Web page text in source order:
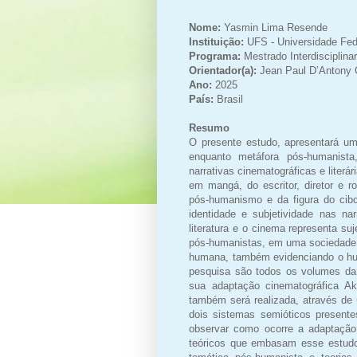
Nome: Yasmin Lima Resende
Instituição: UFS - Universidade
Programa: Mestrado
Orientador(a): Jean Paul D’Antony
Ano: 2025
País: Brasil
Resumo
O presente estudo, apresentará
enquanto metáfora pós-
narrativas cinematográficas e
em mangá, do escritor, diretor e
pós-humanismo e da figura do
identidade e subjetividade nas
literatura e o cinema representa
pós-humanistas, em uma
humana, também evidenciando o
pesquisa são todos os volumes
sua adaptação cinematográfica
também será realizada, através
dois sistemas semióticos
observar como ocorre a
teóricos que embasam esse